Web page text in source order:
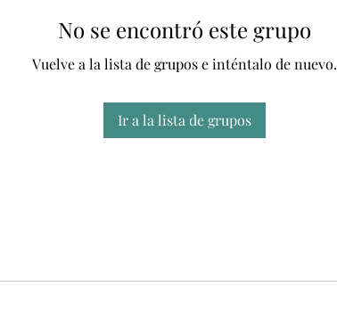
No se encontró este grupo
Vuelve a la lista de grupos e inténtalo de nuevo.
Ir a la lista de grupos